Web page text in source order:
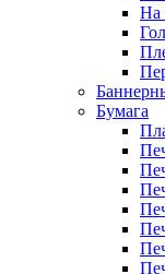
На
Бумага